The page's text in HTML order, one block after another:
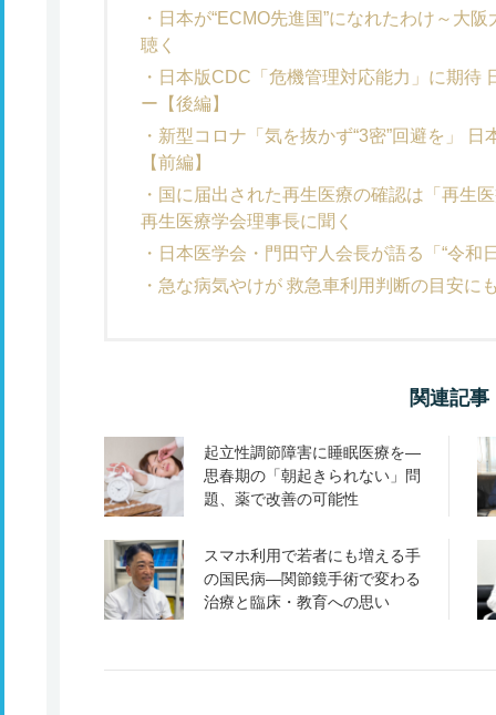
日本が“ECMO先進国”になれたわけ～大
聴く
日本版CDC「危機管理対応能力」に期待
ー【後編】
新型コロナ「気を抜かず“3密”回避を」
【前編】
国に届出された再生医療の確認は「再生
再生医療学会理事長に聞く
日本医学会・門田守人会長が語る「“令和
急な病気やけが 救急車利用判断の目安に
関連記事
起立性調節障害に睡眠医療を―
思春期の「朝起きられない」問
題、薬で改善の可能性
スマホ利用で若者にも増える手
の国民病―関節鏡手術で変わる
治療と臨床・教育への思い